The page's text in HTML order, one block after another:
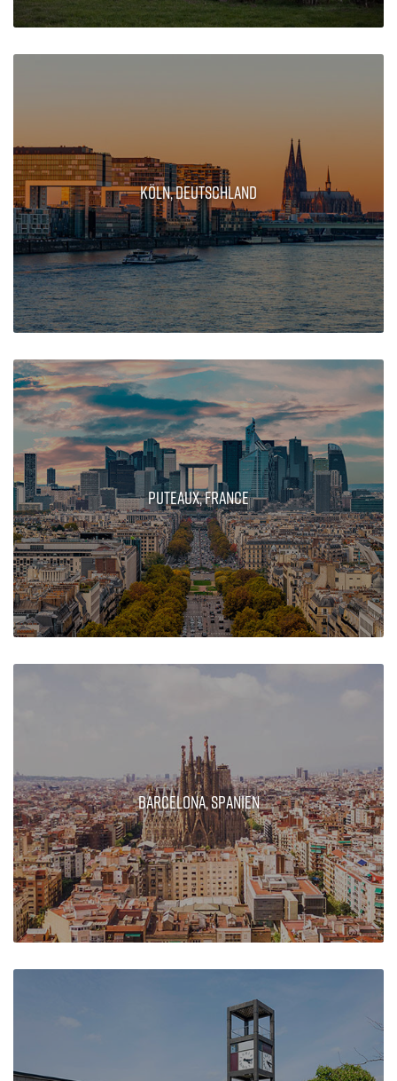
Köln, Deutschland
Puteaux, France
Barcelona, Spanien